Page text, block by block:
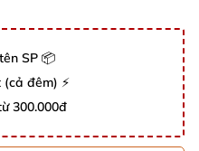
SP 📦
đêm) ⚡
300.000đ